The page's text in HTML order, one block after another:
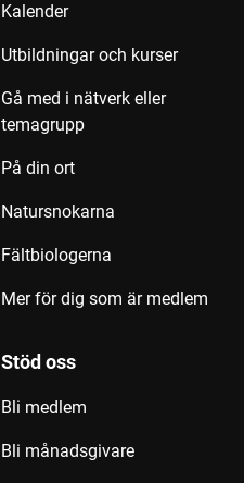
Kalender
Utbildningar och kurser
Gå med i nätverk eller
temagrupp
På din ort
Natursnokarna
Fältbiologerna
Mer för dig som är medlem
Stöd oss
Bli medlem
Bli månadsgivare